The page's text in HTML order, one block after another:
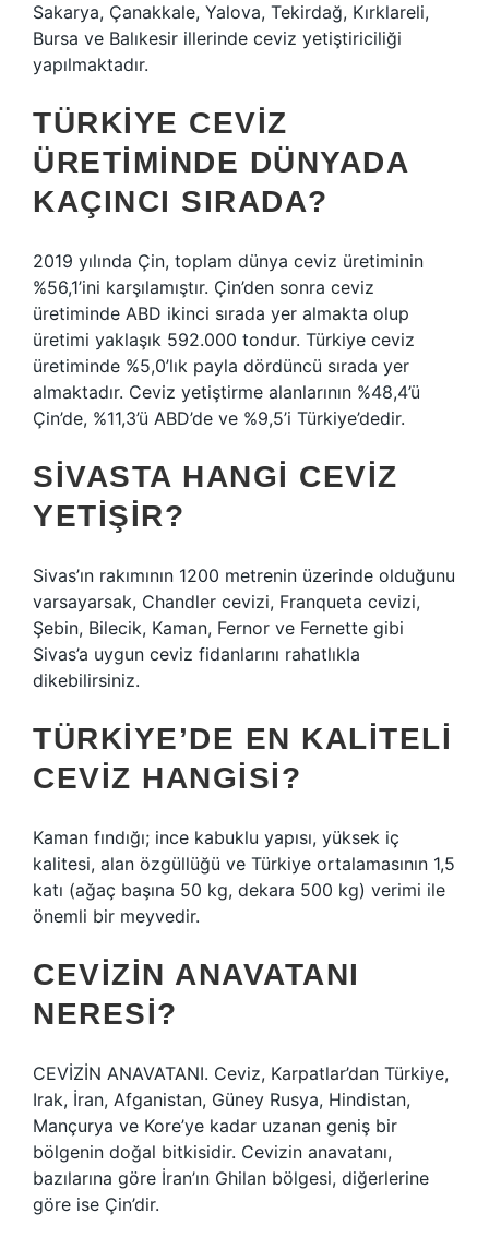
Sakarya, Çanakkale, Yalova, Tekirdağ, Kırklareli,
Bursa ve Balıkesir illerinde ceviz yetiştiriciliği
yapılmaktadır.
TÜRKIYE CEVIZ
ÜRETIMINDE DÜNYADA
KAÇINCI SIRADA?
2019 yılında Çin, toplam dünya ceviz üretiminin
%56,1’ini karşılamıştır. Çin’den sonra ceviz
üretiminde ABD ikinci sırada yer almakta olup
üretimi yaklaşık 592.000 tondur. Türkiye ceviz
üretiminde %5,0’lık payla dördüncü sırada yer
almaktadır. Ceviz yetiştirme alanlarının %48,4’ü
Çin’de, %11,3’ü ABD’de ve %9,5’i Türkiye’dedir.
SIVASTA HANGI CEVIZ
YETIŞIR?
Sivas’ın rakımının 1200 metrenin üzerinde olduğunu
varsayarsak, Chandler cevizi, Franqueta cevizi,
Şebin, Bilecik, Kaman, Fernor ve Fernette gibi
Sivas’a uygun ceviz fidanlarını rahatlıkla
dikebilirsiniz.
TÜRKIYE’DE EN KALITELI
CEVIZ HANGISI?
Kaman fındığı; ince kabuklu yapısı, yüksek iç
kalitesi, alan özgüllüğü ve Türkiye ortalamasının 1,5
katı (ağaç başına 50 kg, dekara 500 kg) verimi ile
önemli bir meyvedir.
CEVIZIN ANAVATANI
NERESI?
CEVİZİN ANAVATANI. Ceviz, Karpatlar’dan Türkiye,
Irak, İran, Afganistan, Güney Rusya, Hindistan,
Mançurya ve Kore’ye kadar uzanan geniş bir
bölgenin doğal bitkisidir. Cevizin anavatanı,
bazılarına göre İran’ın Ghilan bölgesi, diğerlerine
göre ise Çin’dir.